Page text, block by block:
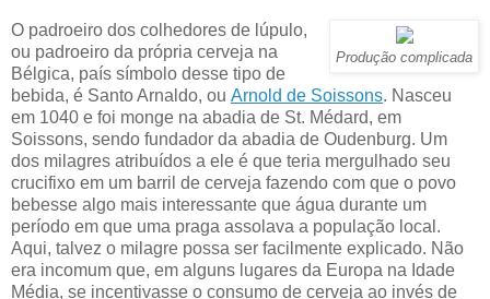
Produção complicada
O padroeiro dos colhedores de lúpulo,
ou padroeiro da própria cerveja na
Bélgica, país símbolo desse tipo de
bebida, é Santo Arnaldo, ou Arnold de Soissons. Nasceu
em 1040 e foi monge na abadia de St. Médard, em
Soissons, sendo fundador da abadia de Oudenburg. Um
dos milagres atribuídos a ele é que teria mergulhado seu
crucifixo em um barril de cerveja fazendo com que o povo
bebesse algo mais interessante que água durante um
período em que uma praga assolava a população local.
Aqui, talvez o milagre possa ser facilmente explicado. Não
era incomum que, em alguns lugares da Europa na Idade
Média, se incentivasse o consumo de cerveja ao invés de